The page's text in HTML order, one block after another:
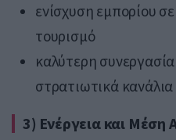
ενίσχυση εμπορίου
τουρισμό
καλύτερη
στρατιωτικά κανάλια
3) Ενέργεια και Μέση